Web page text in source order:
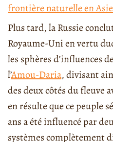
frontière naturelle en
Plus tard, la Russie
Royaume-Uni en vertu
les sphères d’influences
l’Amou-Daria, divisant
des deux côtés du fleuve
en résulte que ce peuple
ans a été influencé par
systèmes complètement